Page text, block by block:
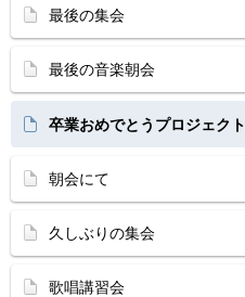
最後の集会
最後の音楽朝会
卒業おめでとうプロジェクト
朝会にて
久しぶりの集会
歌唱講習会